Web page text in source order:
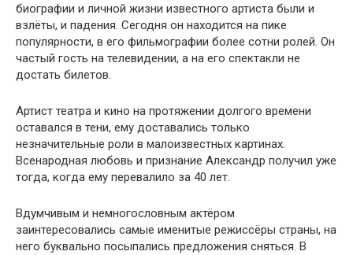
биографии и личной жизни известного артиста были и
взлёты, и падения. Сегодня он находится на пике
популярности, в его фильмографии более сотни ролей. Он
частый гость на телевидении, а на его спектакли не
достать билетов.
Артист театра и кино на протяжении долгого времени
оставался в тени, ему доставались только
незначительные роли в малоизвестных картинах.
Всенародная любовь и признание Александр получил уже
тогда, когда ему перевалило за 40 лет.
Вдумчивым и немногословным актёром
заинтересовались самые именитые режиссёры страны, на
него буквально посыпались предложения сняться. В